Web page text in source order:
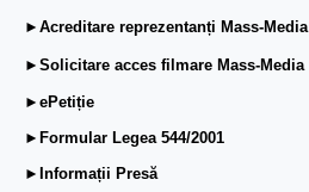
►Acreditare reprezentanți Mass-Media
►Solicitare acces filmare Mass-Media
►ePetiție
►Formular Legea 544/2001
►Informații Presă